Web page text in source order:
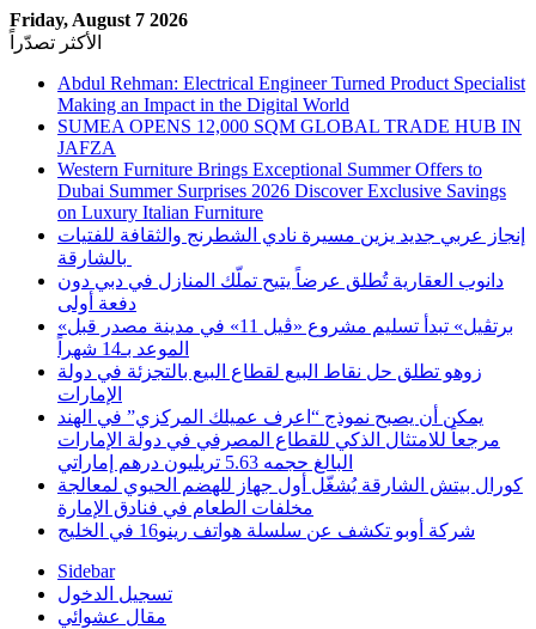
Friday, August 7 2026
الأكثر تصدّراً
Abdul Rehman: Electrical Engineer Turned Product Specialist
Making an Impact in the Digital World
SUMEA OPENS 12,000 SQM GLOBAL TRADE HUB IN
JAFZA
Western Furniture Brings Exceptional Summer Offers to
Dubai Summer Surprises 2026 Discover Exclusive Savings
on Luxury Italian Furniture
إنجاز عربي جديد يزين مسيرة نادي الشطرنج والثقافة للفتيات
دانوب العقارية تُطلق عرضاً يتيح تملّك المنازل في دبي دون
دفعة أولى
«برتڤيل» تبدأ تسليم مشروع «ڤيل 11» في مدينة مصدر قبل
الموعد بـ14 شهراً
زوهو تطلق حل نقاط البيع لقطاع البيع بالتجزئة في دولة
الإمارات
يمكن أن يصبح نموذج “اعرف عميلك المركزي” في الهند
مرجعاً للامتثال الذكي للقطاع المصرفي في دولة الإمارات
البالغ حجمه 5.63 تريليون درهم إماراتي
كورال بيتش الشارقة يُشغّل أول جهاز للهضم الحيوي لمعالجة
مخلفات الطعام في فنادق الإمارة
شركة أوبو تكشف عن سلسلة هواتف رينو16 في الخليج
Sidebar
تسجيل الدخول
مقال عشوائي